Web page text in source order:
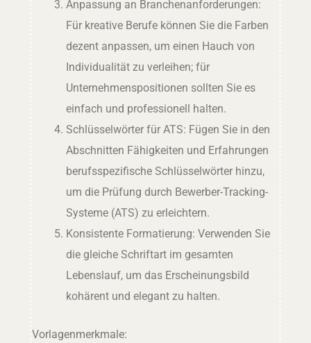
Anpassung an Branchenanforderungen:
Für kreative Berufe können Sie die Farben
dezent anpassen, um einen Hauch von
Individualität zu verleihen; für
Unternehmenspositionen sollten Sie es
einfach und professionell halten.
Schlüsselwörter für ATS: Fügen Sie in den
Abschnitten Fähigkeiten und Erfahrungen
berufsspezifische Schlüsselwörter hinzu,
um die Prüfung durch Bewerber-Tracking-
Systeme (ATS) zu erleichtern.
Konsistente Formatierung: Verwenden Sie
die gleiche Schriftart im gesamten
Lebenslauf, um das Erscheinungsbild
kohärent und elegant zu halten.
Vorlagenmerkmale: